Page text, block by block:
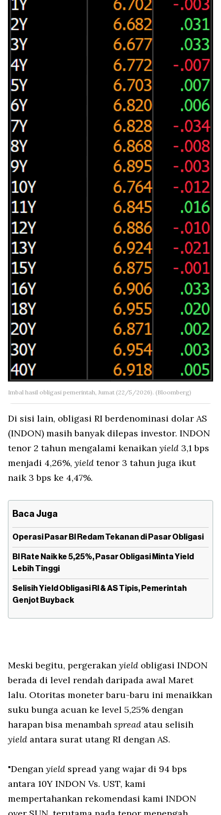
Imbal hasil obligasi pemerintah, Jumat (22/5/2026). (Bloomberg)
Di sisi lain, obligasi RI berdenominasi dolar AS
(INDON) masih banyak dilepas investor. INDON
tenor 2 tahun mengalami kenaikan yield 3,1 bps
menjadi 4,26%, yield tenor 3 tahun juga ikut
naik 3 bps ke 4,47%.
Baca Juga
Operasi Pasar BI Redam Tekanan di Pasar Obligasi
BI Rate Naik ke 5,25%, Pasar Obligasi Minta Yield
Lebih Tinggi
Selisih Yield Obligasi RI & AS Tipis, Pemerintah
Genjot Buyback
Meski begitu, pergerakan yield obligasi INDON
berada di level rendah daripada awal Maret
lalu. Otoritas moneter baru-baru ini menaikkan
suku bunga acuan ke level 5,25% dengan
harapan bisa menambah spread atau selisih
yield antara surat utang RI dengan AS.
"Dengan yield spread yang wajar di 94 bps
antara 10Y INDON Vs. UST, kami
mempertahankan rekomendasi kami INDON